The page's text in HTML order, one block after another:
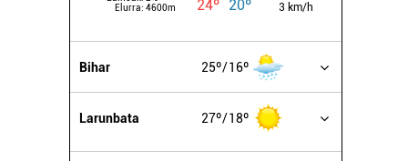
Elurra: 4600m 24º 20º 3 km/h
Bihar 25º 16º
Larunbata 27º 18º